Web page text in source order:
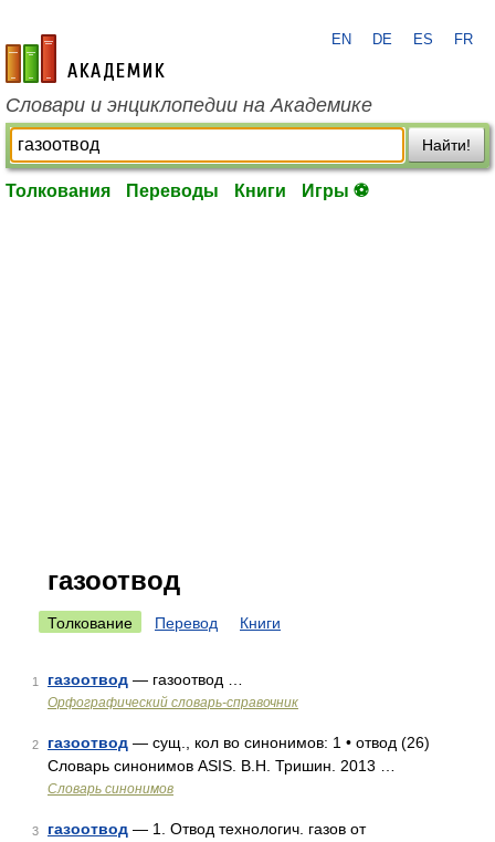
academic.ru
EN DE ES FR
Словари и энциклопедии на Академике
Найти!
Толкования Переводы Книги Игры ⚽
газоотвод
Толкование Перевод Книги
1 газоотвод — газоотвод …
Орфографический словарь-справочник
2 газоотвод — сущ., кол во синонимов: 1 • отвод (26)
Словарь синонимов ASIS. В.Н. Тришин. 2013 …
Словарь синонимов
3 газоотвод — 1. Отвод технологич. газов от